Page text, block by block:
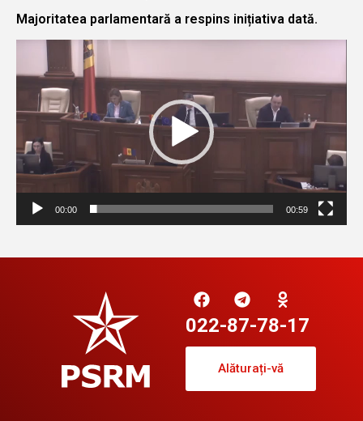
Majoritatea parlamentară a respins inițiativa dată.
Player
video
00:00 00:59
022-87-78-17
Alăturați-vă